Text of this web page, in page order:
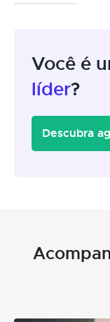
Você é
líder?
Descubra